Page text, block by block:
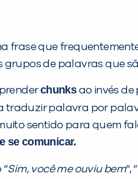
frase que
grupos de palavras que
chunksao invés de
traduzir palavra por
sentido para quem
se comunicar.
Sim, você me ouviu bem“, “